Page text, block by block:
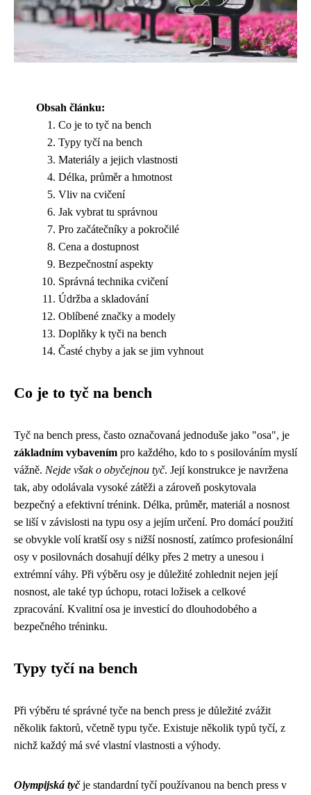
Obsah článku:
Co je to tyč na bench
Typy tyčí na bench
Materiály a jejich vlastnosti
Délka, průměr a hmotnost
Vliv na cvičení
Jak vybrat tu správnou
Pro začátečníky a pokročilé
Cena a dostupnost
Bezpečnostní aspekty
Správná technika cvičení
Údržba a skladování
Oblíbené značky a modely
Doplňky k tyči na bench
Časté chyby a jak se jim vyhnout
Co je to tyč na bench
Tyč na bench press, často označovaná jednoduše jako "osa", je
základním vybavením pro každého, kdo to s posilováním myslí
vážně. Nejde však o obyčejnou tyč. Její konstrukce je navržena
tak, aby odolávala vysoké zátěži a zároveň poskytovala
bezpečný a efektivní trénink. Délka, průměr, materiál a nosnost
se liší v závislosti na typu osy a jejím určení. Pro domácí použití
se obvykle volí kratší osy s nižší nosností, zatímco profesionální
osy v posilovnách dosahují délky přes 2 metry a unesou i
extrémní váhy. Při výběru osy je důležité zohlednit nejen její
nosnost, ale také typ úchopu, rotaci ložisek a celkové
zpracování. Kvalitní osa je investicí do dlouhodobého a
bezpečného tréninku.
Typy tyčí na bench
Při výběru té správné tyče na bench press je důležité zvážit
několik faktorů, včetně typu tyče. Existuje několik typů tyčí, z
nichž každý má své vlastní vlastnosti a výhody.
Olympijská tyčje standardní tyčí používanou na bench press v